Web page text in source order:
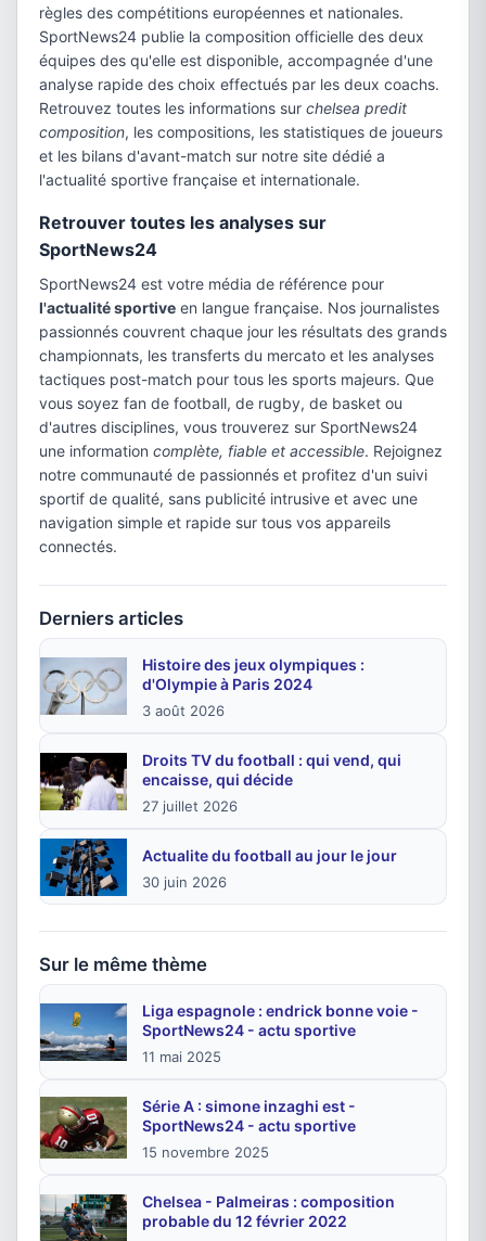
règles des compétitions européennes et nationales.
SportNews24 publie la composition officielle des deux
équipes des qu'elle est disponible, accompagnée d'une
analyse rapide des choix effectués par les deux coachs.
Retrouvez toutes les informations sur chelsea predit
composition, les compositions, les statistiques de joueurs
et les bilans d'avant-match sur notre site dédié a
l'actualité sportive française et internationale.
Retrouver toutes les analyses sur
SportNews24
SportNews24 est votre média de référence pour
l'actualité sportive en langue française. Nos journalistes
passionnés couvrent chaque jour les résultats des grands
championnats, les transferts du mercato et les analyses
tactiques post-match pour tous les sports majeurs. Que
vous soyez fan de football, de rugby, de basket ou
d'autres disciplines, vous trouverez sur SportNews24
une information complète, fiable et accessible. Rejoignez
notre communauté de passionnés et profitez d'un suivi
sportif de qualité, sans publicité intrusive et avec une
navigation simple et rapide sur tous vos appareils
connectés.
Derniers articles
Histoire des jeux olympiques :
d'Olympie à Paris 2024
3 août 2026
Droits TV du football : qui vend, qui
encaisse, qui décide
27 juillet 2026
Actualite du football au jour le jour
30 juin 2026
Sur le même thème
Liga espagnole : endrick bonne voie -
SportNews24 - actu sportive
11 mai 2025
Série A : simone inzaghi est -
SportNews24 - actu sportive
15 novembre 2025
Chelsea - Palmeiras : composition
probable du 12 février 2022